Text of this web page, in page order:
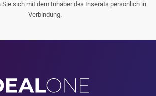
Sie sich mit dem Inhaber des Inserats persönlich in
Verbindung.